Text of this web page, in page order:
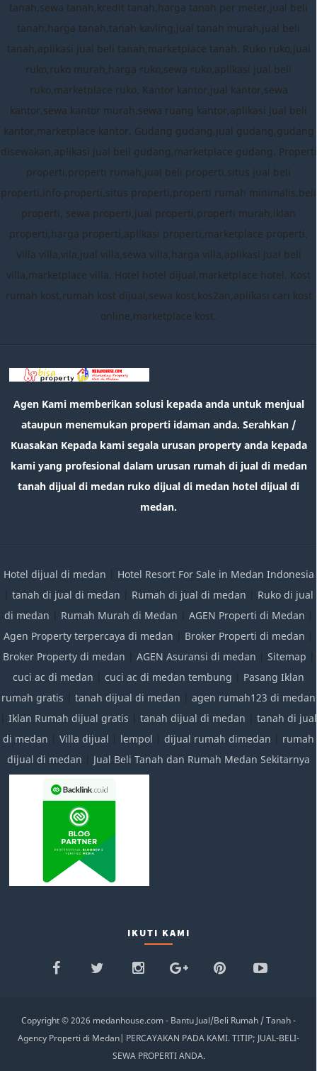
tanah,sewa tanah,kredit tanah,harga tanah per meter,jual beli
tanah,harga tanah,tanah kavling,jual tanah murah,jual beli
tanah,aplikasi jual beli tanah,marketplace tanah. Ruko ruko,jual
ruko,ruko murah,harga ruko,sewa ruko,aplikasi jual beli
ruko,marketplace ruko. Kantor kantor,jual kantor,sewa
kantor,sewa kantor murah,sewa ruang kantor,aplikasi jual beli
kantor,marketplace kantor. Gudang gudang,jual gudang,gudang
disewakan,aplikasi jual beli gudang,marketplace gudang. Properti
properti,properti rumah,jual beli properti,situs jual beli
properti,info properti,situs properti,properti rumah minimalis,beli
properti, sewa properti,jual properti,properti murah,iklan
properti,harga properti,aplikasi properti,marketplace properti.
Villa villa,vila,jual villa,sewa villa,harga villa,aplikasi jual beli
villa,marketplace villa. Hotel hotel dijual,marketplace hotel. Kost
rumah kost,rumah kost dijual,sewa kost,kos2an,aplikasi cari kost
online,marketplace kost.
Agen Kami memberikan solusi kepada anda untuk menjual
ataupun menemukan properti idaman anda. Serahkan /
Kuasakan Kepada kami segala urusan property anda kepada
kami yang profesional dalam urusan rumah di jual di medan
tanah dijual di medan ruko dijual di medan hotel dijual di
medan.
Hotel dijual di medan | Hotel Resort For Sale in Medan Indonesia
| tanah di jual di medan | Rumah di jual di medan | Ruko di jual
di medan | Rumah Murah di Medan | AGEN Properti di Medan |
Agen Property terpercaya di medan | Broker Properti di medan |
Broker Property di medan | AGEN Asuransi di medan | Sitemap |
cuci ac di medan | cuci ac di medan tembung | Pasang Iklan
rumah gratis | tanah dijual di medan | agen rumah123 di medan
| Iklan Rumah dijual gratis | tanah dijual di medan | tanah di jual
di medan | Villa dijual | lempol | dijual rumah dimedan | rumah
dijual di medan | Jual Beli Tanah dan Rumah Medan Sekitarnya
IKUTI KAMI
Copyright ©2026 medanhouse.com - Bantu Jual/Beli Rumah / Tanah -
Agency Properti di Medan| PERCAYAKAN PADA KAMI. TITIP; JUAL-BELI-
SEWA PROPERTI ANDA.